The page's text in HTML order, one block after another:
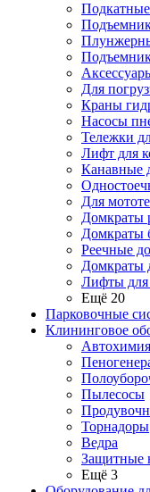
Для
Краны
Насосы
Тележки
Лифт для
Канавные
Для
Домкраты
Домкраты
Реечные
Домкраты
Лифты для
Ещё 20
Парковочные
Клининговое
Пылесосы
Торнадоры
Ведра
Защитные
Ещё 3